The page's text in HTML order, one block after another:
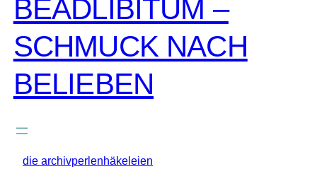
BEADLIBITUM –
SCHMUCK NACH
BELIEBEN
die archivperlenhäkeleien